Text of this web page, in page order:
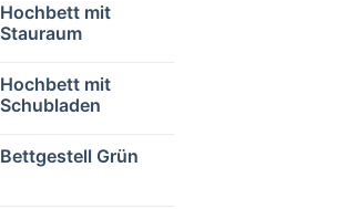
Hochbett mit
Stauraum
Hochbett mit
Schubladen
Bettgestell Grün